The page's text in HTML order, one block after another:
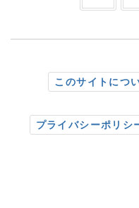
このサイトにつ
プライバシーポリシ